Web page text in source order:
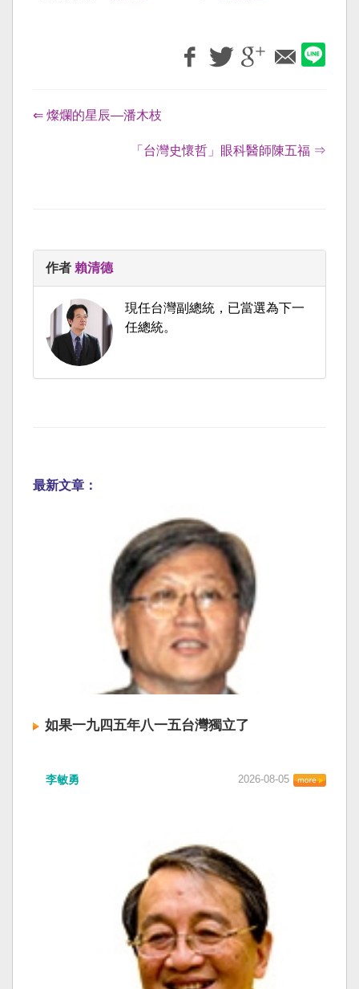
⇐ 燦爛的星辰—潘木枝
「台灣史懷哲」眼科醫師陳五福 ⇒
作者 賴清德
現任台灣副總統，已當選為下一
任總統。
最新文章：
如果一九四五年八一五台灣獨立了
李敏勇 2026-08-05